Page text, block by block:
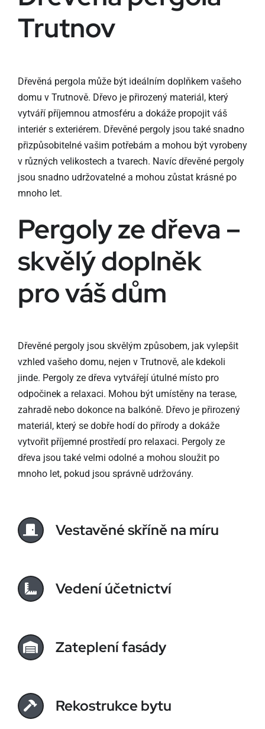
Trutnov
Dřevěná pergola může být ideálním doplňkem vašeho
domu v Trutnově. Dřevo je přirozený materiál, který
vytváří příjemnou atmosféru a dokáže propojit váš
interiér s exteriérem. Dřevěné pergoly jsou také snadno
přizpůsobitelné vašim potřebám a mohou být vyrobeny
v různých velikostech a tvarech. Navíc dřevěné pergoly
jsou snadno udržovatelné a mohou zůstat krásné po
mnoho let.
Pergoly ze dřeva –
skvělý doplněk
pro váš dům
Dřevěné pergoly jsou skvělým způsobem, jak vylepšit
vzhled vašeho domu, nejen v Trutnově, ale kdekoli
jinde. Pergoly ze dřeva vytvářejí útulné místo pro
odpočinek a relaxaci. Mohou být umístěny na terase,
zahradě nebo dokonce na balkóně. Dřevo je přirozený
materiál, který se dobře hodí do přírody a dokáže
vytvořit příjemné prostředí pro relaxaci. Pergoly ze
dřeva jsou také velmi odolné a mohou sloužit po
mnoho let, pokud jsou správně udržovány.
Vestavěné skříně na míru
Vedení účetnictví
Zateplení fasády
Rekostrukce bytu